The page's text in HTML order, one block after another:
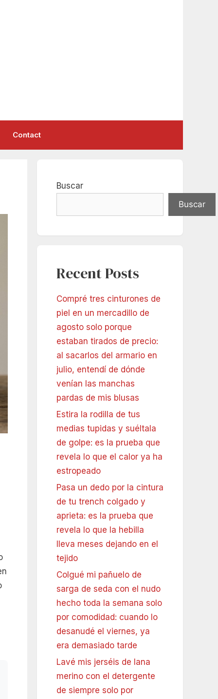
Contact
Buscar
Buscar
Recent Posts
Compré tres cinturones de
piel en un mercadillo de
agosto solo porque
estaban tirados de precio:
al sacarlos del armario en
julio, entendí de dónde
venían las manchas
pardas de mis blusas
Estira la rodilla de tus
medias tupidas y suéltala
de golpe: es la prueba que
revela lo que el calor ya ha
estropeado
Pasa un dedo por la cintura
de tu trench colgado y
aprieta: es la prueba que
revela lo que la hebilla
lleva meses dejando en el
tejido
Colgué mi pañuelo de
sarga de seda con el nudo
hecho toda la semana solo
por comodidad: cuando lo
desanudé el viernes, ya
era demasiado tarde
Lavé mis jerséis de lana
merino con el detergente
de siempre solo por